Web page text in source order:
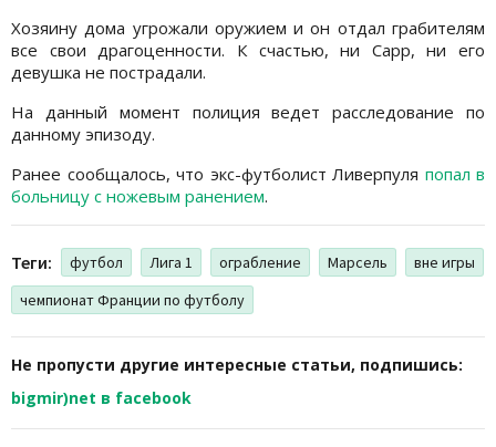
Хозяину дома угрожали оружием и он отдал грабителям
все свои драгоценности. К счастью, ни Сарр, ни его
девушка не пострадали.
На данный момент полиция ведет расследование по
данному эпизоду.
Ранее сообщалось, что экс-футболист Ливерпуля попал в
больницу с ножевым ранением.
Теги: футбол Лига 1 ограбление Марсель
вне игры
чемпионат Франции по футболу
Не пропусти другие интересные статьи, подпишись:
bigmir)net в facebook